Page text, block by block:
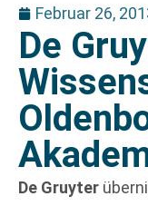
Februar 26,
De
De Gruyter